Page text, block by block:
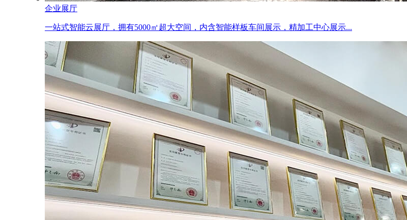
企业展厅
一站式智能云展厅，拥有5000㎡超大空间，内含智能样板车间展示，精加工中心展示...